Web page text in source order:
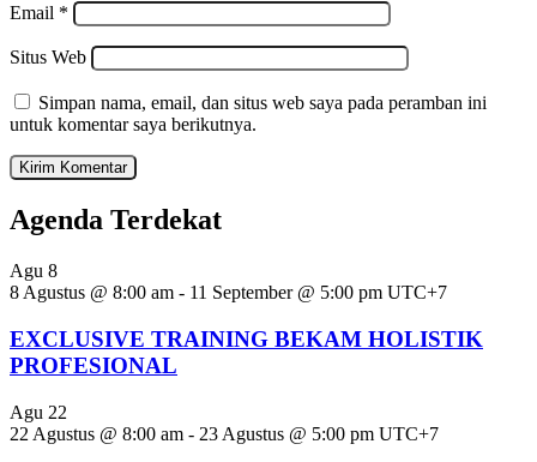
Email *
Situs Web
Simpan nama, email, dan situs web saya pada peramban ini
untuk komentar saya berikutnya.
Agenda Terdekat
Agu 8
8 Agustus @ 8:00 am - 11 September @ 5:00 pm UTC+7
EXCLUSIVE TRAINING BEKAM HOLISTIK
PROFESIONAL
Agu 22
22 Agustus @ 8:00 am - 23 Agustus @ 5:00 pm UTC+7